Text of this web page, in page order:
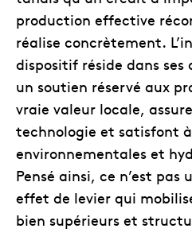
production effective
réalise concrètement.
dispositif réside dans
un soutien réservé aux
vraie valeur locale,
technologie et satisfont
environnementales et
Pensé ainsi, ce n’est pas
effet de levier qui
bien supérieurs et